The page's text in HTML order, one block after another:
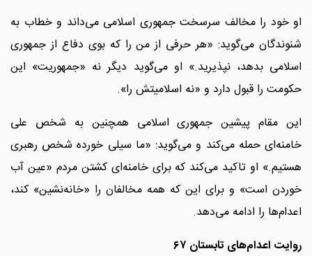
او خود را مخالف سرسخت جمهوری اسلامی می‌داند و خطاب به
شنوندگان می‌گوید: «هر حرفی از من را که بوی دفاع از جمهوری
اسلامی بدهد، نپذیرید.» او می‌گوید دیگر نه «جمهوریت» این
حکومت را قبول دارد و «نه اسلامیتش را».
این مقام پیشین جمهوری اسلامی همچنین به شخص علی
خامنه‌ای حمله می‌کند و می‌گوید: «ما سیلی خورده شخص رهبری
هستیم.» او تاکید می‌کند که برای خامنه‌ای کشتن مردم «عین آب
خوردن است» و برای این که همه مخالفان را «خانه‌نشین» کند،
اعدام‌ها را ادامه می‌دهد.
روایت اعدام‌های تابستان ۶۷